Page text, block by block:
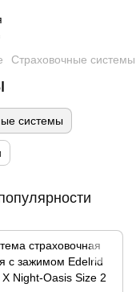
Страховочные системы
системы